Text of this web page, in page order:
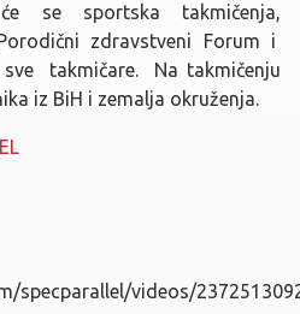
se sportska takmičenja,
zdravstveni Forum i
sve takmičare. Na takmičenju
iz BiH i zemalja okruženja.
specparallel/videos/